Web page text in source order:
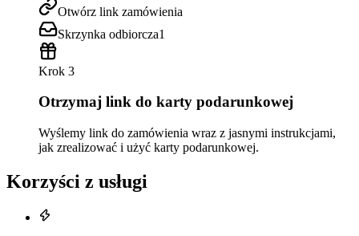
Otwórz link zamówienia
Skrzynka odbiorcza1
Krok 3
Otrzymaj link do karty podarunkowej
Wyślemy link do zamówienia wraz z jasnymi instrukcjami,
jak zrealizować i użyć karty podarunkowej.
Korzyści z usługi